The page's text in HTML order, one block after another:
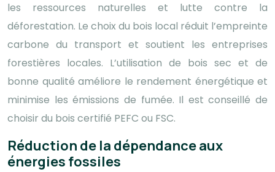
les ressources naturelles et lutte contre la
déforestation. Le choix du bois local réduit l’empreinte
carbone du transport et soutient les entreprises
forestières locales. L’utilisation de bois sec et de
bonne qualité améliore le rendement énergétique et
minimise les émissions de fumée. Il est conseillé de
choisir du bois certifié PEFC ou FSC.
Réduction de la dépendance aux
énergies fossiles